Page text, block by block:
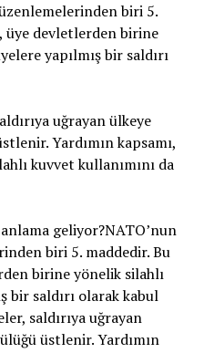
biri 5.
üye devletlerden birine
yapılmış bir saldırı
uğrayan ülkeye
Yardımın kapsamı,
kuvvet kullanımını da